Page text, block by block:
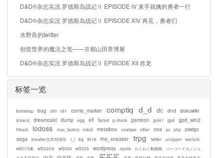
D&D®杂志实况 罗德斯岛战记Ⅱ EPISODE IV 束手就擒的勇者一行
D&D®杂志实况 罗德斯岛战记Ⅱ EPISODE XIV 再见，勇者们
水野良的twitter
创造世界的魔法之笔——京都山田章博展
D&D®杂志实况 罗德斯岛战记Ⅱ EPISODE XII 赤龙
标签一览
bootstrap bug c80 c81 comic_market comptiq d_d dc dnd dokuwiki
draw.io dreamcast dump egg elf flycast g-shock gameon gole1 gpd gpd_win2
httrack lodoss max_factory mdcd metalbox newtype other ova pc php
piwigo
sega
sneaker文库35周年 t_t tcg tfo18 the_sneaker trpg twitter unzipper
warlock
wf2019夏
wf2020冬 wf2024 wf2025 wordpress zazzle わくわく動物園
バーコードカノジョ